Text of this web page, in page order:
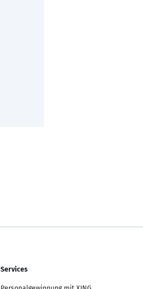
Services